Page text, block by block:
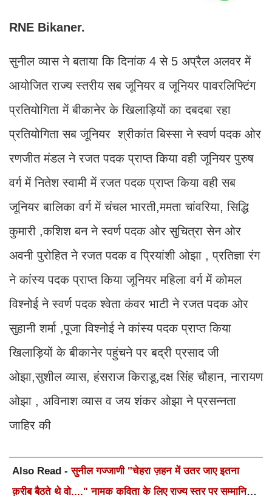
RNE Bikaner.
सुनील व्यास ने बताया कि दिनांक 4 से 5 अप्रैल अलवर में
आयोजित राज्य स्तरीय सब जूनियर व जूनियर पावरलिफ्टिंग
प्रतियोगिता में बीकानेर के खिलाड़ियों का दबदबा रहा
प्रतियोगिता सब जूनियर श्रीकांत बिस्सा ने स्वर्ण पदक ओर
रणजीत मंडल ने रजत पदक प्राप्त किया वही जूनियर पुरुष
वर्ग में नितेश स्वामी में रजत पदक प्राप्त किया वही सब
जूनियर बालिका वर्ग में चंचल भारती,ममता चांवरिया, सिद्धि
कुमारी ,कशिश बन ने स्वर्ण पदक ओर सुचित्रा सेन ओर
अवनी पुरोहित ने रजत पदक व प्रियांशी ओझा , प्रतिज्ञा रंग
ने कांस्य पदक प्राप्त किया जूनियर महिला वर्ग में कोमल
विश्नोई ने स्वर्ण पदक श्वेता कंवर भाटी ने रजत पदक ओर
सुहानी शर्मा ,पूजा विश्नोई ने कांस्य पदक प्राप्त किया
खिलाड़ियों के बीकानेर पहुंचने पर बद्री प्रसाद जी
ओझा,सुशील व्यास, हंसराज किराडू,दक्ष सिंह चौहान, नारायण
ओझा , अविनाश व्यास व जय शंकर ओझा ने प्रसन्नता
जाहिर की
Also Read -सुनील गज्जाणी "चेहरा ज़हन में उतर जाए इतना
क़रीब बैठते थे वो...." नामक कविता के लिए राज्य स्तर पर सम्मानित